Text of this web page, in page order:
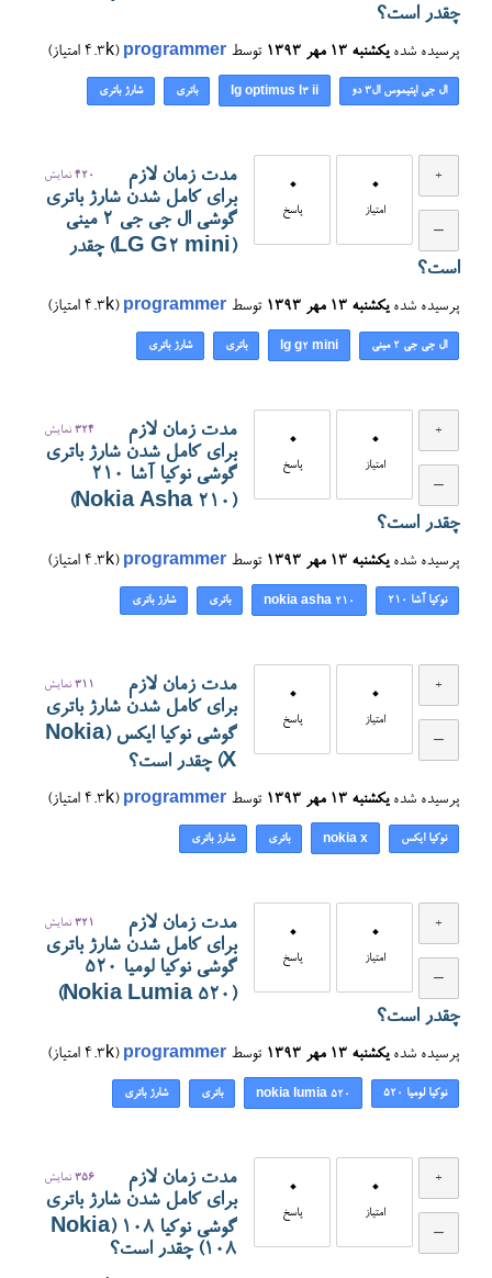
چقدر است؟
پرسیده شده یکشنبه ۱۳ مهر ۱۳۹۳ توسط programmer
(
4.3k امتیاز)
ال جی اپتیموس ال۳ دو lg optimus l3 ii باتری شارژ باتری
0
امتیاز
0
پاسخ
420 نمایش
مدت زمان لازم
برای کامل شدن شارژ باتری
گوشی ال جی جی ۲ مینی
(LG G2 mini) چقدر
است؟
پرسیده شده یکشنبه ۱۳ مهر ۱۳۹۳ توسط programmer
(
4.3k امتیاز)
ال جی جی ۲ مینی lg g2 mini باتری شارژ باتری
0
امتیاز
0
پاسخ
324 نمایش
مدت زمان لازم
برای کامل شدن شارژ باتری
گوشی نوکیا آشا ۲۱۰
(Nokia Asha 210)
چقدر است؟
پرسیده شده یکشنبه ۱۳ مهر ۱۳۹۳ توسط programmer
(
4.3k امتیاز)
نوکیا آشا ۲۱۰ nokia asha 210 باتری شارژ باتری
0
امتیاز
0
پاسخ
311 نمایش
مدت زمان لازم
برای کامل شدن شارژ باتری
گوشی نوکیا ایکس (Nokia
X) چقدر است؟
پرسیده شده یکشنبه ۱۳ مهر ۱۳۹۳ توسط programmer
(
4.3k امتیاز)
نوکیا ایکس nokia x باتری شارژ باتری
0
امتیاز
0
پاسخ
321 نمایش
مدت زمان لازم
برای کامل شدن شارژ باتری
گوشی نوکیا لومیا ۵۲۰
(Nokia Lumia 520)
چقدر است؟
پرسیده شده یکشنبه ۱۳ مهر ۱۳۹۳ توسط programmer
(
4.3k امتیاز)
نوکیا لومیا ۵۲۰ nokia lumia 520 باتری شارژ باتری
0
امتیاز
0
پاسخ
356 نمایش
مدت زمان لازم
برای کامل شدن شارژ باتری
گوشی نوکیا 108 (Nokia
108) چقدر است؟